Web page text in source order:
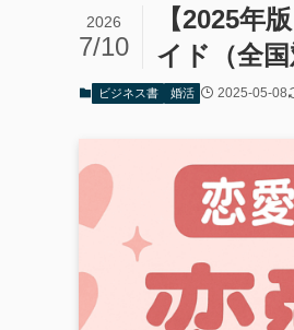
【2025年
イド（全国
2026
7/10
ビジネス書 婚活 2025-05-08